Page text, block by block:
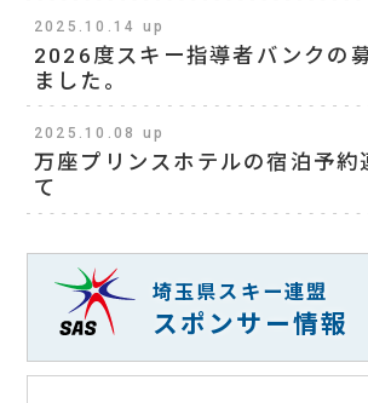
2025.10.14 up
2026度スキー指導者バンクの
ました。
2025.10.08 up
万座プリンスホテルの宿泊予約
て
埼玉県スキー連盟
スポンサー情報